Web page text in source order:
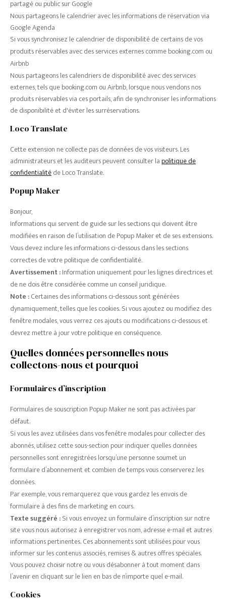
partagé ou public sur Google
Nous partageons le calendrier avec les informations de réservation via
Google Agenda
Si vous synchronisez le calendrier de disponibilité de certains de vos
produits réservables avec des services externes comme booking.com ou
Airbnb
Nous partageons les calendriers de disponibilité avec des services
externes, tels que booking.com ou Airbnb, lorsque nous vendons nos
produits réservables via ces portails, afin de synchroniser les informations
de disponibilité et d'éviter les surréservations.
Loco Translate
Cette extension ne collecte pas de données de vos visiteurs. Les
administrateurs et les auditeurs peuvent consulter la politique de
confidentialitéde Loco Translate.
Popup Maker
Bonjour,
Informations qui servent de guide sur les sections qui doivent être
modifiées en raison de l’utilisation de Popup Maker et de ses extensions.
Vous devez inclure les informations ci-dessous dans les sections
correctes de votre politique de confidentialité.
Avertissement :Information uniquement pour les lignes directrices et
de ne dois être considérée comme un conseil juridique.
Note :Certaines des informations ci-dessous sont générées
dynamiquement, telles que les cookies. Si vous ajoutez ou modifiez des
fenêtre modales, vous verrez ces ajouts ou modifications ci-dessous et
devrez mettre à jour votre politique en conséquence.
Quelles données personnelles nous
collectons-nous et pourquoi
Formulaires d’inscription
Formulaires de souscription Popup Maker ne sont pas activées par
défaut.
Si vous les avez utilisées dans vos fenêtre modales pour collecter des
abonnés, utilisez cette sous-section pour indiquer quelles données
personnelles sont enregistrées lorsqu’une personne soumet un
formulaire d’abonnement et combien de temps vous conserverez les
données.
Par exemple, vous remarquerez que vous gardez les envois de
formulaire à des fins de marketing en cours.
Texte suggéré :Si vous envoyez un formulaire d’inscription sur notre
site vous nous autorisez à enregistrer vos nom, adresse e-mail et autres
informations pertinentes. Ces abonnements sont utilisées pour vous
informer sur les contenus associés, remises & autres offres spéciales.
Vous pouvez choisir notre ou vous désabonner à tout moment dans
l’avenir en cliquant sur le lien en bas de n’importe quel e-mail.
Cookies